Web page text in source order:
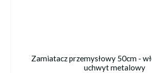
Zamiatacz przemysłowy 50cm -
uchwyt metalowy